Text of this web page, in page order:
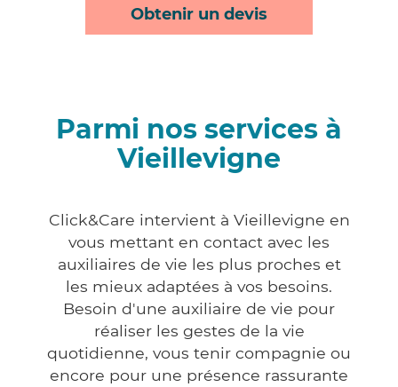
Obtenir un devis
Parmi nos services à
Vieillevigne
Click&Care intervient à Vieillevigne en
vous mettant en contact avec les
auxiliaires de vie les plus proches et
les mieux adaptées à vos besoins.
Besoin d'une auxiliaire de vie pour
réaliser les gestes de la vie
quotidienne, vous tenir compagnie ou
encore pour une présence rassurante